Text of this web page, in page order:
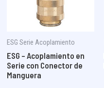
ESG Serie Acoplamiento
ESG – Acoplamiento en
Serie con Conector de
Manguera